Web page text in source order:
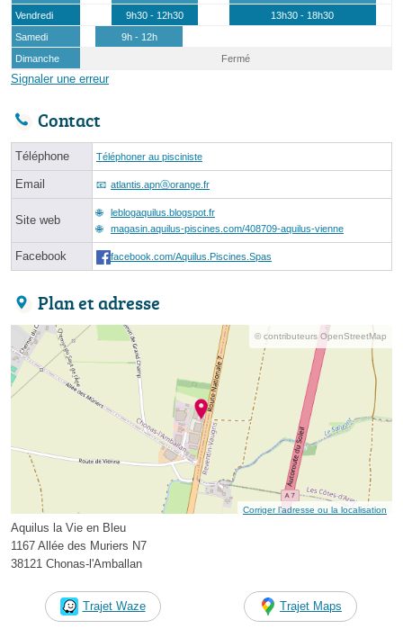
Vendredi
9h30 - 12h30
13h30 - 18h30
Samedi
9h - 12h
Dimanche
Fermé
Signaler une erreur
Contact
Téléphone Téléphoner au pisciniste
Email atlantis.apnⓐorange.fr
Site web
leblogaquilus.blogspot.fr
magasin.aquilus-piscines.com/408709-aquilus-vienne
Facebook facebook.com/Aquilus.Piscines.Spas
Plan et adresse
© contributeurs OpenStreetMap
Corriger l’adresse ou la localisation
Aquilus la Vie en Bleu
1167 Allée des Muriers N7
38121 Chonas-l'Amballan
Trajet Waze Trajet Maps